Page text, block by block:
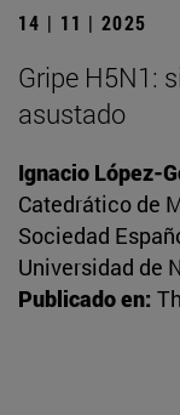
14 | 11 | 2025
Gripe H5N1:
asustado
Ignacio López-
Catedrático de
Sociedad
Universidad de
Publicado en: